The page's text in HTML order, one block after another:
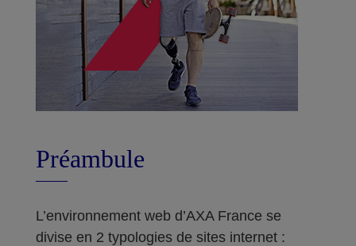
Préambule
L’environnement web d’AXA France se
divise en 2 typologies de sites internet :